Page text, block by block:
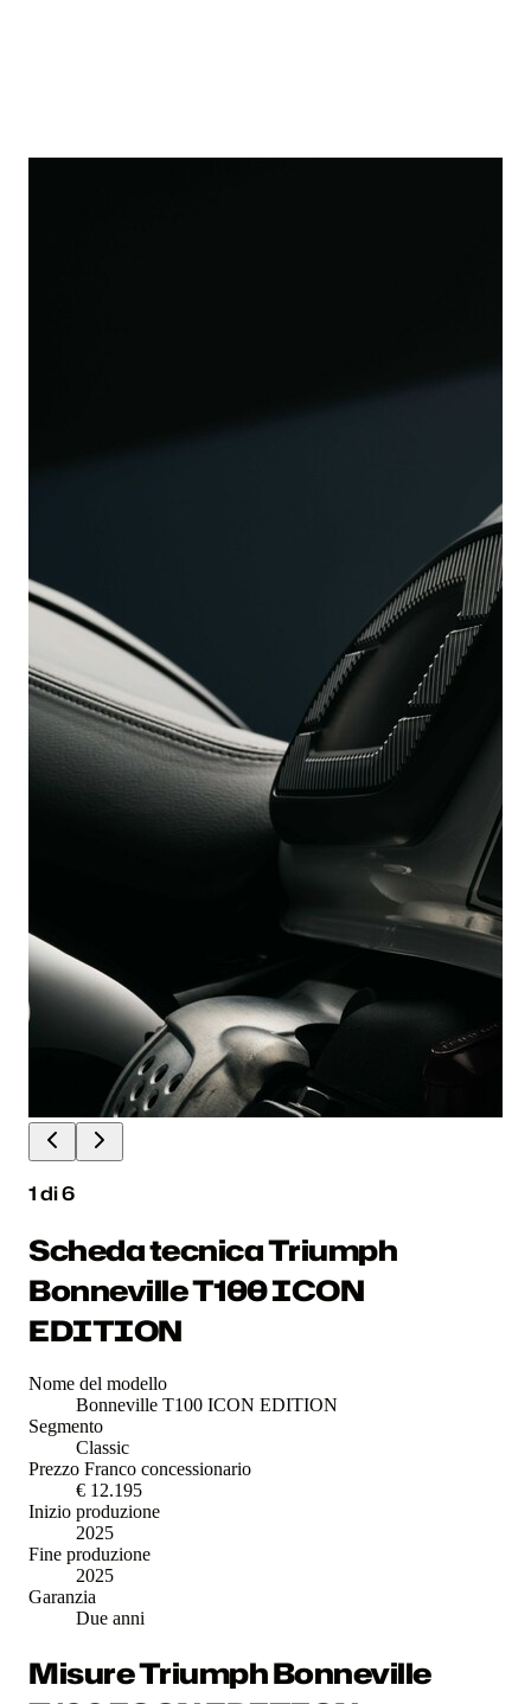
1di6
Scheda tecnica Triumph
Bonneville T100 ICON
EDITION
Nome del modello
Bonneville T100 ICON EDITION
Segmento
Classic
Prezzo Franco concessionario
€ 12.195
Inizio produzione
2025
Fine produzione
2025
Garanzia
Due anni
Misure Triumph Bonneville